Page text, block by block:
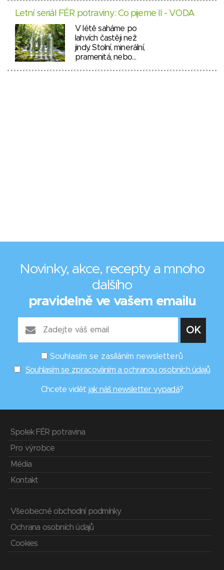
Letní seriál FÉR potraviny: Co pijeme II - VODA
V létě saháme po
lahvích častěji než
jindy. Stolní, minerální,
pramenitá, nebo…
Novinky, akce, recepty a mnoho
dalšího
pravidelně ve vašem emailu
Souhlasím se zasíláním newsletterů
Souhlasím se zpracováním a ochranou osobních údajů
Chcete vidět jak náš newsletter vypadá?
Spolek FÉR potravina
Pro výrobce
Média
Kontakt
Všeobecné obchodní podmínky
Ochrana osobních údajů
Cookies